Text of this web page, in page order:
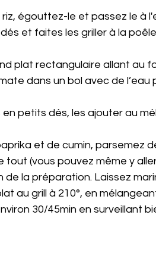
égouttez-le et passez le à
et faites les griller à la poêle
plat rectangulaire allant au
dans un bol avec de l’eau
petits dés, les ajouter au
et de cumin, parsemez
(vous pouvez même y
de la préparation. Laissez
au grill à 210°, en
30/45min en surveillant